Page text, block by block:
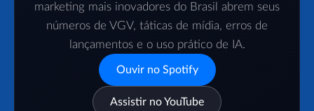
marketing mais inovadores do Brasil abrem seus
números de VGV, táticas de mídia, erros de
lançamentos e o uso prático de IA.
Ouvir no Spotify
Assistir no YouTube